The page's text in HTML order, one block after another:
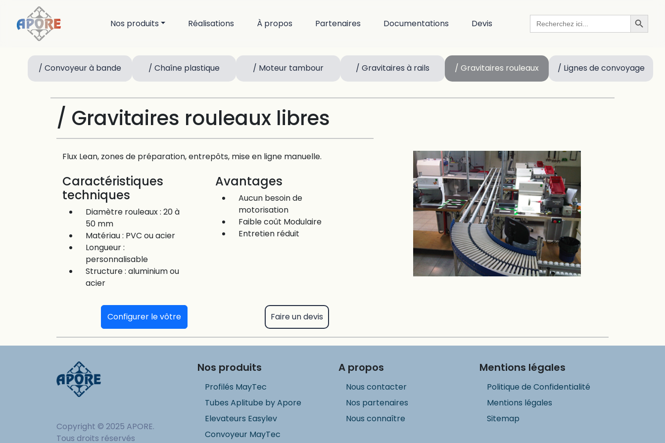
Nos produits Réalisations À propos Partenaires Documentations Devis Search
for:
Search Button
/ Convoyeur à bande / Chaîne plastique / Moteur tambour / Gravitaires à rails / Gravitaires rouleaux / Lignes de convoyage
/ Gravitaires rouleaux libres
Flux Lean, zones de préparation, entrepôts, mise en ligne manuelle.
Caractéristiques
techniques
Diamètre rouleaux : 20 à
50 mm
Matériau : PVC ou acier
Longueur :
personnalisable
Structure : aluminium ou
acier
Avantages
Aucun besoin de
motorisation
Faible coût Modulaire
Entretien réduit
Configurer le vôtre Faire un devis
Copyright © 2025 APORE.
Tous droits réservés
Nos produits
Profilés MayTec
Tubes Aplitube by Apore
Elevateurs Easylev
Convoyeur MayTec
A propos
Nous contacter
Nos partenaires
Nous connaître
Mentions légales
Politique de Confidentialité
Mentions légales
Sitemap